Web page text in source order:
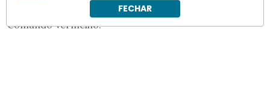
grupo paulista rejeitou práticas violentas atribuídas ao
Comando Vermelho.
FECHAR